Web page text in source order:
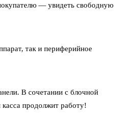
— увидеть свободную
так и периферийное
В сочетании с блочной
продолжит работу!